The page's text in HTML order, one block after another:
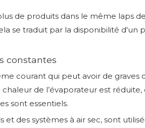
de produits dans le même laps
se traduit par la disponibilité
constantes
courant qui peut avoir de graves
de l’évaporateur est
sont essentiels.
des systèmes à air sec, sont